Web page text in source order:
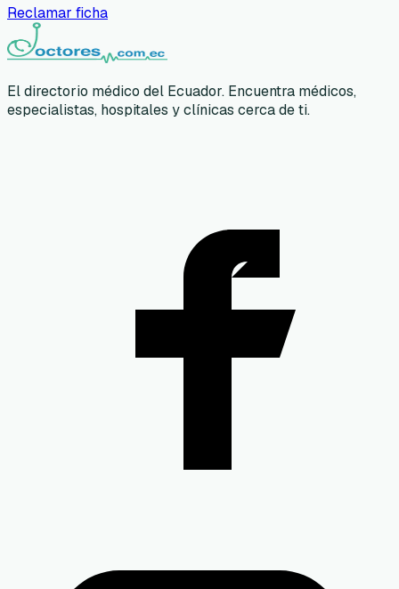
Reclamar ficha
El directorio médico del Ecuador. Encuentra médicos,
especialistas, hospitales y clínicas cerca de ti.